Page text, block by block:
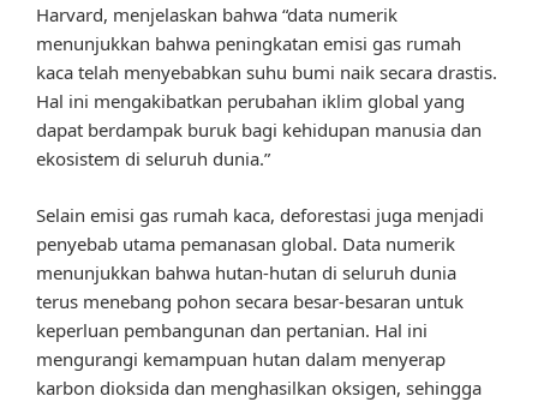
Harvard, menjelaskan bahwa “data numerik
menunjukkan bahwa peningkatan emisi gas rumah
kaca telah menyebabkan suhu bumi naik secara drastis.
Hal ini mengakibatkan perubahan iklim global yang
dapat berdampak buruk bagi kehidupan manusia dan
ekosistem di seluruh dunia.”
Selain emisi gas rumah kaca, deforestasi juga menjadi
penyebab utama pemanasan global. Data numerik
menunjukkan bahwa hutan-hutan di seluruh dunia
terus menebang pohon secara besar-besaran untuk
keperluan pembangunan dan pertanian. Hal ini
mengurangi kemampuan hutan dalam menyerap
karbon dioksida dan menghasilkan oksigen, sehingga